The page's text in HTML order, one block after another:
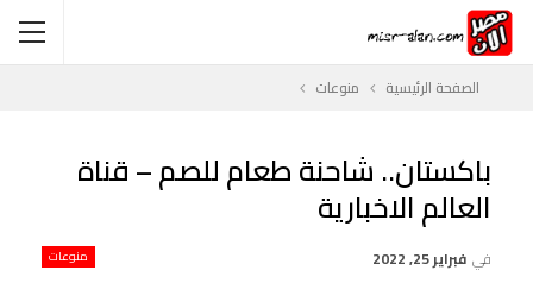
الصفحة الرئيسية منوعات
باكستان.. شاحنة طعام للصم – قناة
العالم الاخبارية
منوعات في فبراير 25, 2022